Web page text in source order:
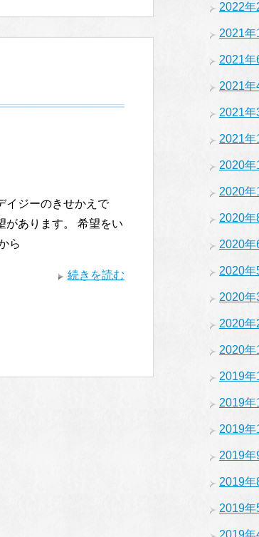
イジーのきせかえで
があります。 希望をい
ら
続きを読む
2022年
2021年
2021年
2021年
2021年
2021年
2020年
2020年
2020年
2020年
2020年
2020年
2020年
2020年
2019年
2019年
2019年
2019年
2019年
2019年
2019年